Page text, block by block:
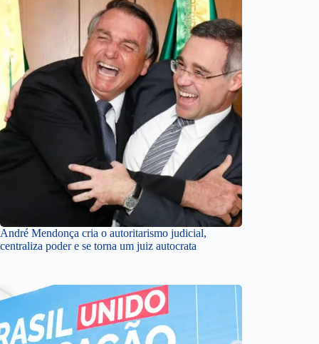
André Mendonça cria o autoritarismo judicial,
centraliza poder e se torna um juiz autocrata